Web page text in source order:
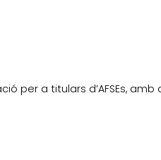
per a titulars d’AFSEs,